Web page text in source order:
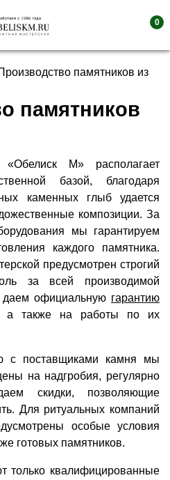
0
памятников из
памятников
«Обелиск М» располагает
базой, благодаря
каменных глыб удается
композиции. За
мы гарантируем
каждого памятника.
предусмотрен строгий
за всей производимой
официальную гарантию
а также на работы по их
с поставщиками камня мы
на надгробия, регулярно
скидки, позволяющие
Для ритуальных компаний
особые условия
готовых памятников.
только квалифицированные